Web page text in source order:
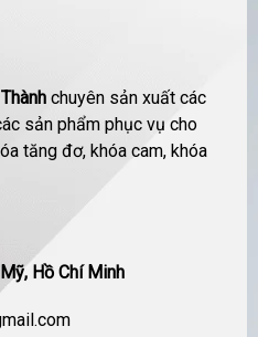
chuyên sản xuất các
sản phẩm phục vụ cho
tăng đơ, khóa cam, khóa
Hồ Chí Minh